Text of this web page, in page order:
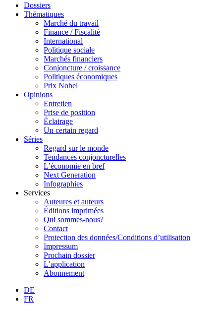
Dossiers
Thématiques
Marché du travail
Finance / Fiscalité
International
Politique sociale
Marchés financiers
Conjoncture / croissance
Politiques économiques
Prix Nobel
Opinions
Entretien
Prise de position
Éclairage
Un certain regard
Séries
Regard sur le monde
Tendances conjoncturelles
L’économie en bref
Next Generation
Infographies
Services
Auteures et auteurs
Éditions imprimées
Qui sommes-nous?
Contact
Protection des données/Conditions d’utilisation
Impressum
Prochain dossier
L’application
Abonnement
DE
FR